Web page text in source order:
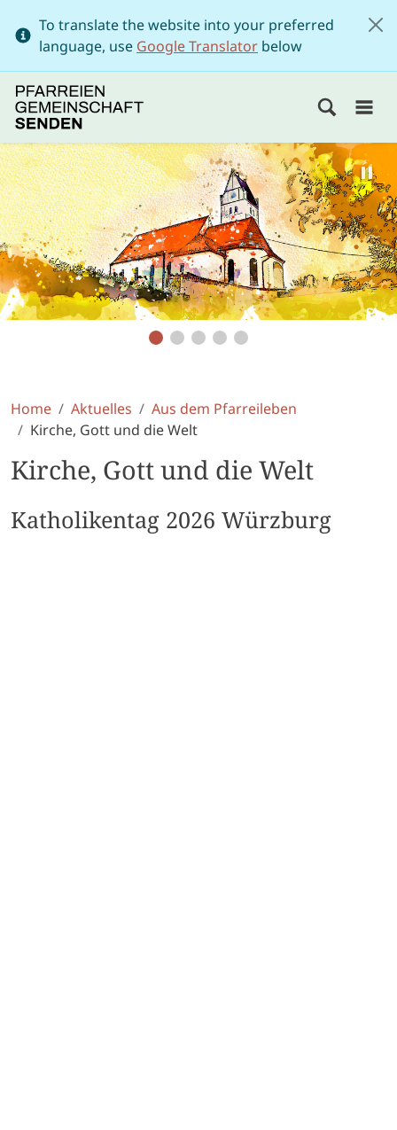
To translate the website into your preferred
language, use Google Translator below
Home Aktuelles
Aus dem Pfarreileben
Kirche, Gott und die Welt
Kirche, Gott und die Welt
Katholikentag 2026 Würzburg